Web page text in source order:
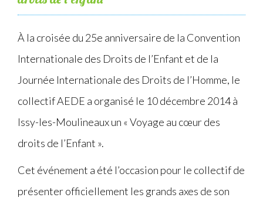
À la croisée du 25e anniversaire de la Convention
Internationale des Droits de l’Enfant et de la
Journée Internationale des Droits de l’Homme, le
collectif AEDE a organisé le 10 décembre 2014 à
Issy-les-Moulineaux un « Voyage au cœur des
droits de l’Enfant ».
Cet événement a été l’occasion pour le collectif de
présenter officiellement les grands axes de son